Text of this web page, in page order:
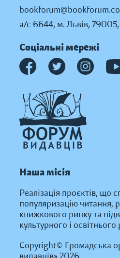
а/с 6644, м. Львів, 79005,
Соціальні мережі
Наша місія
Реалізація проєктів, що
популяризацію читання,
книжкового ринку та
культурного і освітнього
Copyright© Громадська